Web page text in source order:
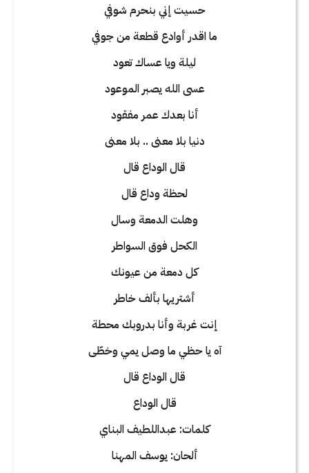
حسيت إني بنحرم شوفي
ما اقدر أوادع قطعة من جوفي
ليلة ويا عساك تعود
عسى الله يصبر الموعود
أنا بعدك عمر مفقود
دنيا بلا معنى .. بلا معنى
قال الوداع قال
لحظة وداع قال
وهلت الدمعة وسال
الكحل فوق السواطر
كل دمعة من عيونك
أشتريها بألف خاطر
إنت غربة وأنا بدروبك محطة
آه يا حظي ما وصل يمي وخطّى
قال الوداع قال
قال الوداع
كلمات: عبداللطيف البناي
ألحان: يوسف المهنا